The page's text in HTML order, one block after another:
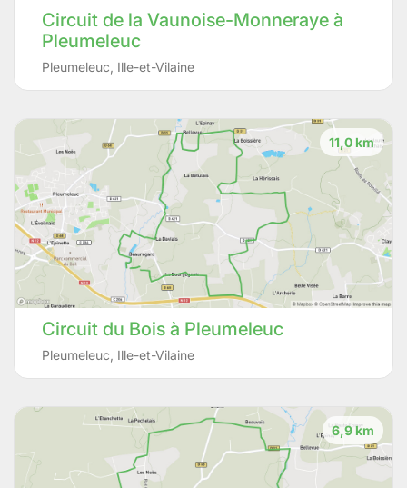
Circuit de la Vaunoise-Monneraye à
Pleumeleuc
Pleumeleuc Ille-et-Vilaine
11,0 km
Circuit du Bois à Pleumeleuc
Pleumeleuc Ille-et-Vilaine
6,9 km